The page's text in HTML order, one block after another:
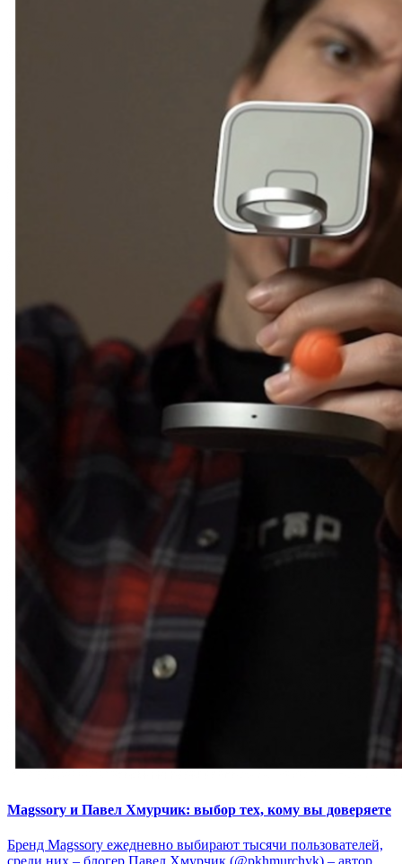
Magssory и Павел Хмурчик: выбор тех, кому вы доверяете
Бренд Magssory ежедневно выбирают тысячи пользователей,
среди них – блогер Павел Хмурчик (@pkhmurchyk) – автор